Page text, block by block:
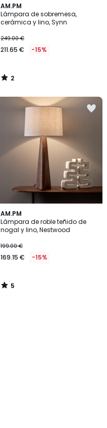
AM.PM
Lámpara de sobremesa,
cerámica y lino, Synn
249.00 €
211.65 € -15%
2
/
5
2
/
AM.PM
Lámpara de roble teñido de
nogal y lino, Nestwood
199.00 €
169.15 € -15%
5
/
5
5
/